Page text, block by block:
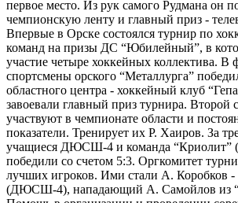
первое место. Из рук самого Рудмана он
чемпионскую ленту и главный приз -
Впервые в Орске состоялся турнир по
команд на призы ДС “Юбилейный”, в
участие четыре хоккейных коллектива. В
спортсмены орского “Металлурга”
областного центра - хоккейный клуб
завоевали главный приз турнира. Второй
участвуют в чемпионате области и
показатели. Тренирует их Р. Хаиров. За
учащиеся ДЮСШ-4 и команда “Криолит”
победили со счетом 5:3. Оргкомитет
лучших игроков. Ими стали А. Коробков -
(ДЮСШ-4), нападающий А. Самойлов из